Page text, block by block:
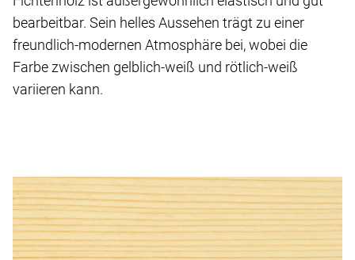
bearbeitbar. Sein helles Aussehen trägt zu einer
freundlich-modernen Atmosphäre bei, wobei die
Farbe zwischen gelblich-weiß und rötlich-weiß
variieren kann.